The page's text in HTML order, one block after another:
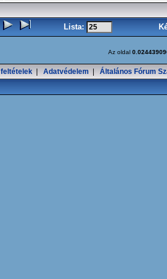
Lista:
Az oldal
feltételek Adatvédelem Általános Fórum